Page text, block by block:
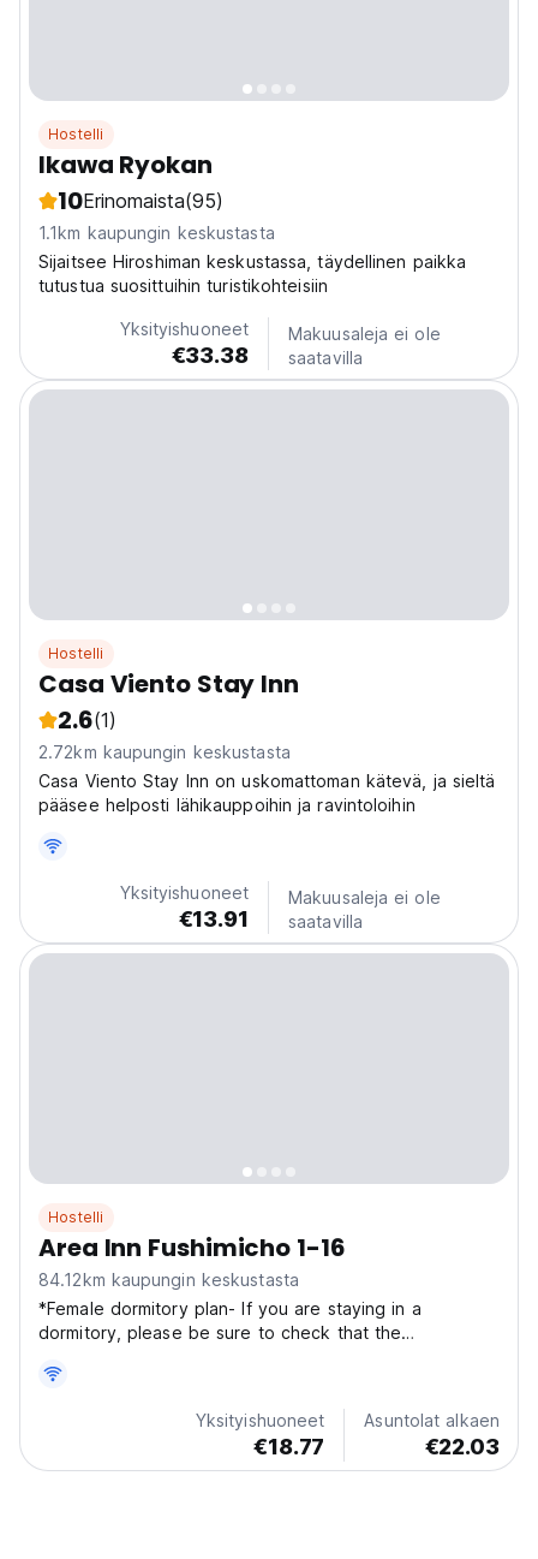
Hostelli
Ikawa Ryokan
10Erinomaista(95)
1.1km kaupungin keskustasta
Sijaitsee Hiroshiman keskustassa, täydellinen paikka
tutustua suosittuihin turistikohteisiin
Yksityishuoneet
€33.38
Makuusaleja ei ole
saatavilla
Hostelli
Casa Viento Stay Inn
2.6(1)
2.72km kaupungin keskustasta
Casa Viento Stay Inn on uskomattoman kätevä, ja sieltä
pääsee helposti lähikauppoihin ja ravintoloihin
Yksityishuoneet
€13.91
Makuusaleja ei ole
saatavilla
Hostelli
Area Inn Fushimicho 1-16
84.12km kaupungin keskustasta
*Female dormitory plan- If you are staying in a
dormitory, please be sure to check that the
matches your gender. If you mistakenly book a women-
only or men-only room, we may not be able to change
Yksityishuoneet
€18.77
Asuntolat alkaen
€22.03